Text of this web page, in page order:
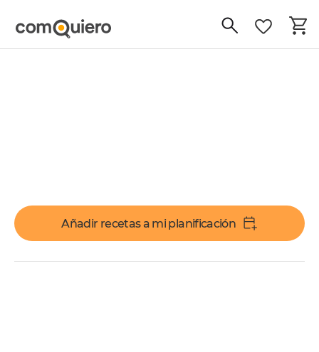
Añadir recetas a mi planificación